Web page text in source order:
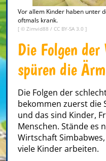
Vor allem Kinder haben unter
oftmals krank.
[ © Zimvid88 / CC BY-SA 3.0 ]
Die Folgen
spüren die
Die Folgen der
bekommen zuerst die
und das sind Kinder,
Menschen. Stände es
Wirtschaft
viele Kinder arbeiten.